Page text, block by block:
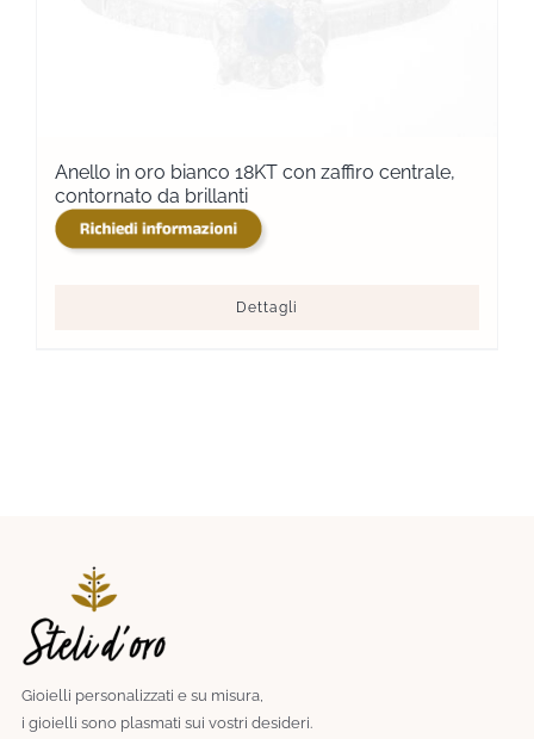
Anello in oro bianco 18KT con zaffiro centrale,
contornato da brillanti
Dettagli
Gioielli personalizzati e su misura,
i gioielli sono plasmati sui vostri desideri.​